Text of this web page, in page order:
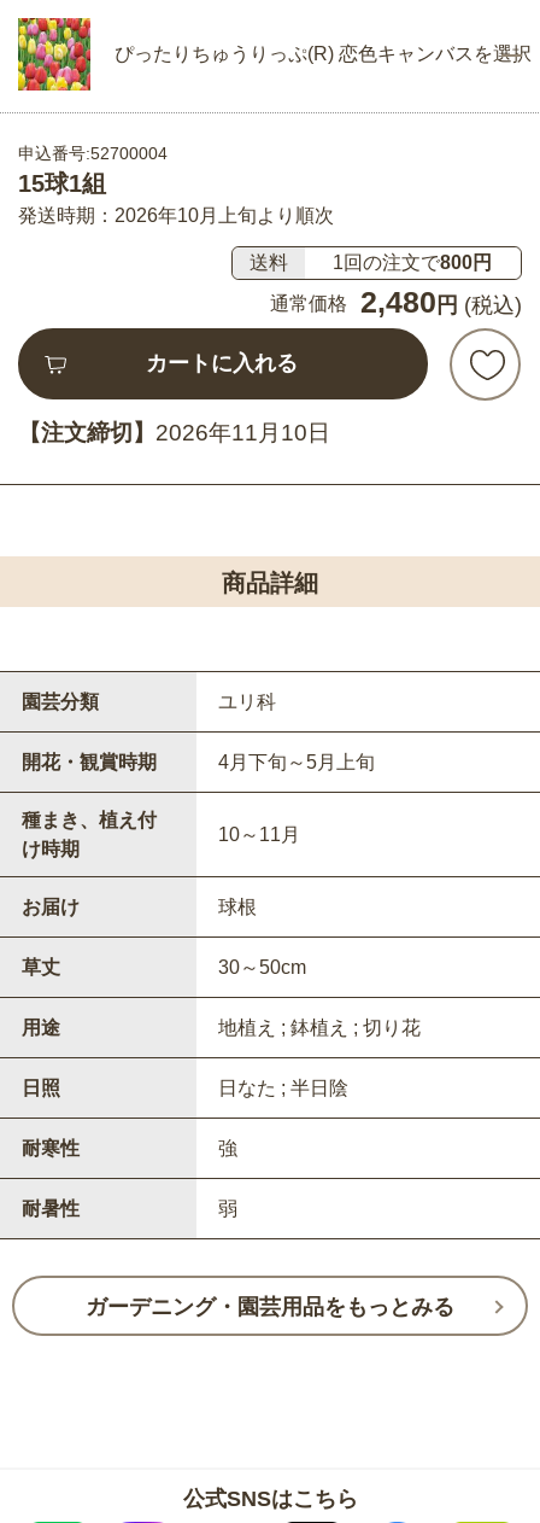
ぴったりちゅうりっぷ(R) 恋色キャンバスを選択
申込番号:52700004
15球1組
発送時期：2026年10月上旬より順次
送料 1回の注文で800円
通常価格
2,480 円 (税込)
カートに入れる
【注文締切】 2026年11月10日
商品詳細
園芸分類 ユリ科
開花・観賞時期 4月下旬～5月上旬
種まき、植え付
け時期
10～11月
お届け 球根
草丈 30～50cm
用途 地植え ; 鉢植え ; 切り花
日照 日なた ; 半日陰
耐寒性 強
耐暑性 弱
ガーデニング・園芸用品をもっとみる
公式SNSはこちら